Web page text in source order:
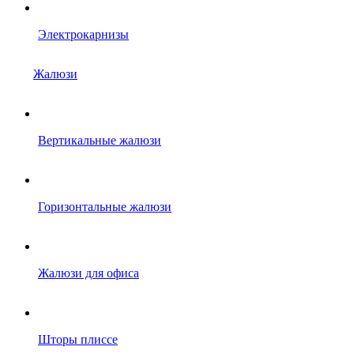
Электрокарнизы
Жалюзи
Вертикальные жалюзи
Горизонтальные жалюзи
Жалюзи для офиса
Шторы плиссе